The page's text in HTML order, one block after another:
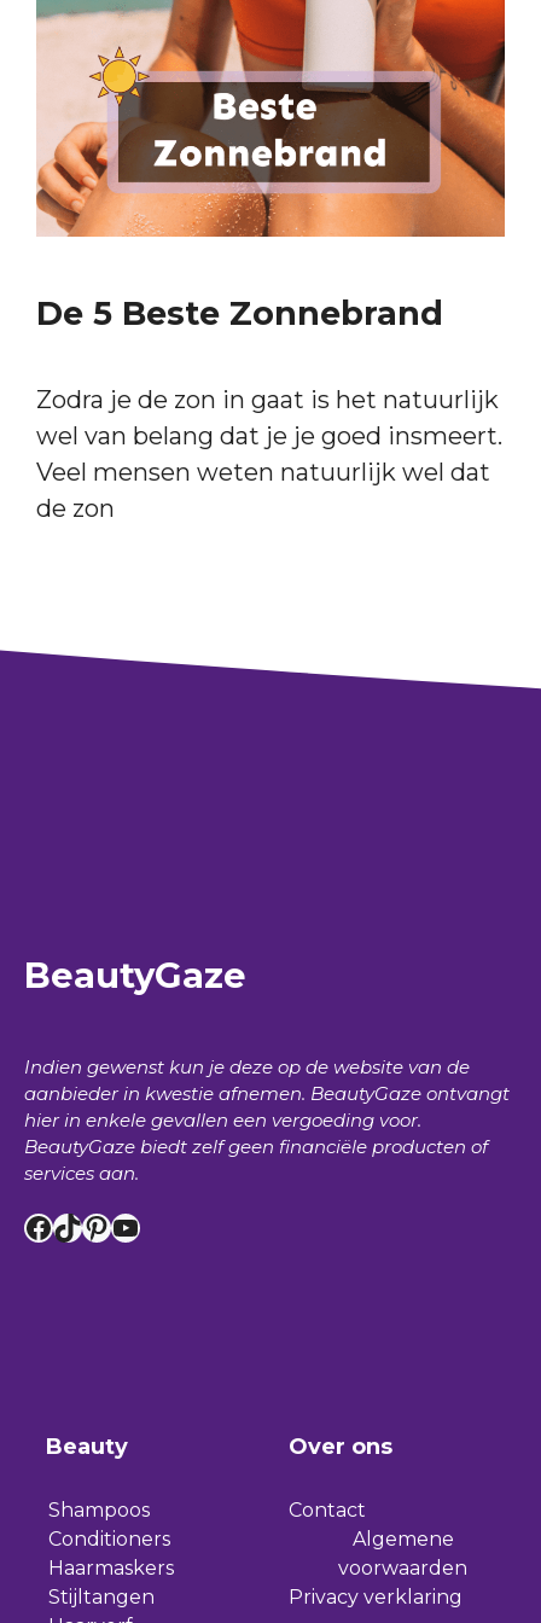
De 5 Beste Zonnebrand
Zodra je de zon in gaat is het natuurlijk
wel van belang dat je je goed insmeert.
Veel mensen weten natuurlijk wel dat
de zon
BeautyGaze
Indien gewenst kun je deze op de website van de
aanbieder in kwestie afnemen. BeautyGaze ontvangt
hier in enkele gevallen een vergoeding voor.
BeautyGaze biedt zelf geen financiële producten of
services aan.
Facebook
TikTok
Pinterest
YouTube
Beauty
Shampoos
Conditioners
Haarmaskers
Stijltangen
Over ons
Contact
Algemene
voorwaarden
Privacy verklaring